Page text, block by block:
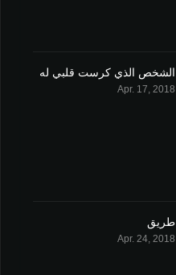
الشخص الذي كرست قلبي له
Apr. 17, 2018
طريق
Apr. 24, 2018